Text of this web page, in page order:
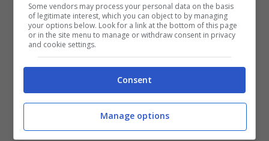
recuperata la puntata del 29
ottobre
LEGGI ANCHE ->Uomini e
Donne, la storica dama lascia il
trono over | “Mi sono
Some vendors may process your personal data on the basis
of legitimate interest, which you can object to by managing
your options below. Look for a link at the bottom of this page
or in the site menu to manage or withdraw consent in privacy
and cookie settings.
Consent
Manage options